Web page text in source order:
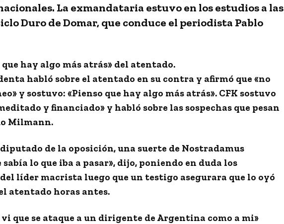
La exmandataria estuvo en los estudios a las
Duro de Domar, que conduce el periodista Pablo
que hay algo más atrás» del atentado.
habló sobre el atentado en su contra y afirmó que «no
y sostuvo: «Pienso que hay algo más atrás». CFK sostuvo
y financiado» y habló sobre las sospechas que pesan
Milmann.
de la oposición, una suerte de Nostradamus
sabía lo que iba a pasar», dijo, poniendo en duda los
líder macrista luego que un testigo asegurara que lo oyó
atentado horas antes.
vi que se ataque a un dirigente de Argentina como a mi»